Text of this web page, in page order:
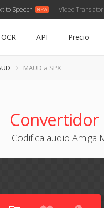
to Speech Video Translator
OCR API Precio
MAUD a SPX
Convertidor
Codifica audio Amiga